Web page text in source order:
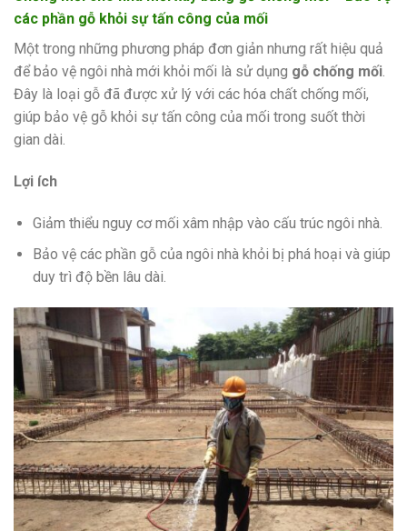
các phần gỗ khỏi sự tấn công của mối
Một trong những phương pháp đơn giản nhưng rất hiệu quả
để bảo vệ ngôi nhà mới khỏi mối là sử dụng gỗ chống mối.
Đây là loại gỗ đã được xử lý với các hóa chất chống mối,
giúp bảo vệ gỗ khỏi sự tấn công của mối trong suốt thời
gian dài.
Lợi ích
Giảm thiểu nguy cơ mối xâm nhập vào cấu trúc ngôi nhà.
Bảo vệ các phần gỗ của ngôi nhà khỏi bị phá hoại và giúp
duy trì độ bền lâu dài.